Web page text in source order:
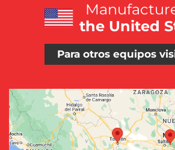
the United
Para otros equipos